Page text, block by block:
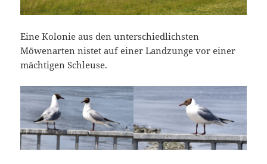
Eine Kolonie aus den unterschiedlichsten
Möwenarten nistet auf einer Landzunge vor einer
mächtigen Schleuse.